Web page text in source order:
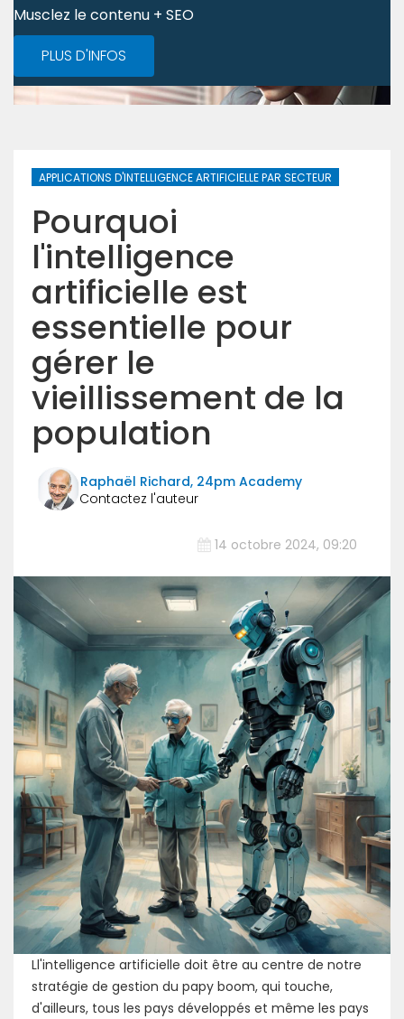
Musclez le contenu + SEO
PLUS D'INFOS
APPLICATIONS D'INTELLIGENCE ARTIFICIELLE PAR SECTEUR
Pourquoi
l'intelligence
artificielle est
essentielle pour
gérer le
vieillissement de la
population
Raphaël Richard, 24pm Academy
14 octobre 2024, 09:20
Ll'intelligence artificielle doit être au centre de notre
stratégie de gestion du papy boom, qui touche,
d'ailleurs, tous les pays développés et même les pays